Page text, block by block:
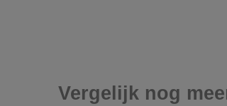
Vergelijk nog